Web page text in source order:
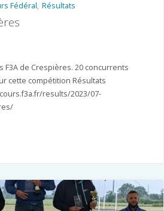
Fédéral, Résultats
F3A de Crespières. 20 concurrents
cette compétition Résultats
results/2023/07-